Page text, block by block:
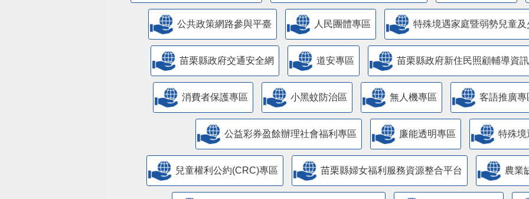
公共政策網路參與平臺 人民團體專區 特殊境遇家庭暨弱勢兒童
苗栗縣政府交通安全網 道安專區 苗栗縣政府新住民照顧輔導資
消費者保護專區 小黑蚊防治區 無人機專區 客語推廣專
公益彩券盈餘辦理社會福利專區 廉能透明專區 特殊境
兒童權利公約(CRC)專區 苗栗縣婦女福利服務資源整合平台 農業